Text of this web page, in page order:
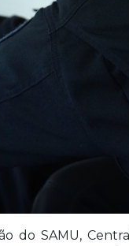
do SAMU,